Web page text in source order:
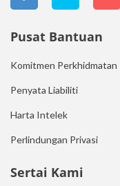
Pusat Bantuan
Komitmen Perkhidmatan
Penyata Liabiliti
Harta Intelek
Perlindungan Privasi
Sertai Kami